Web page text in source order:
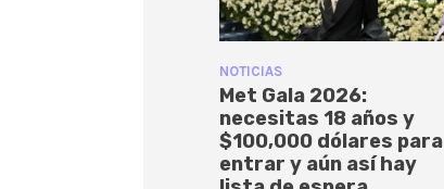
NOTICIAS
Met Gala 2026:
necesitas 18 años y
$100,000 dólares para
entrar y aún así hay